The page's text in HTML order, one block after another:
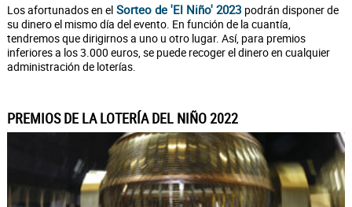
Los afortunados en elSorteo de 'El Niño' 2023 podrán disponer de
su dinero el mismo día del evento. En función de la cuantía,
tendremos que dirigirnos a uno u otro lugar. Así, para premios
inferiores a los 3.000 euros, se puede recoger el dinero en cualquier
administración de loterías.
PREMIOS DE LA LOTERÍA DEL NIÑO 2022